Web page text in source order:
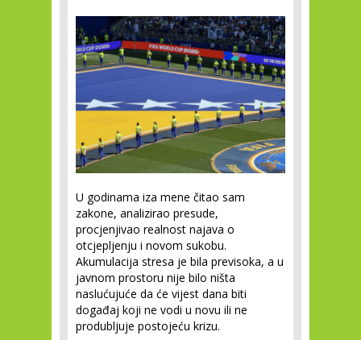
U godinama iza mene čitao sam
zakone, analizirao presude,
procjenjivao realnost najava o
otcjepljenju i novom sukobu.
Akumulacija stresa je bila previsoka, a u
javnom prostoru nije bilo ništa
naslućujuće da će vijest dana biti
događaj koji ne vodi u novu ili ne
produbljuje postojeću krizu.